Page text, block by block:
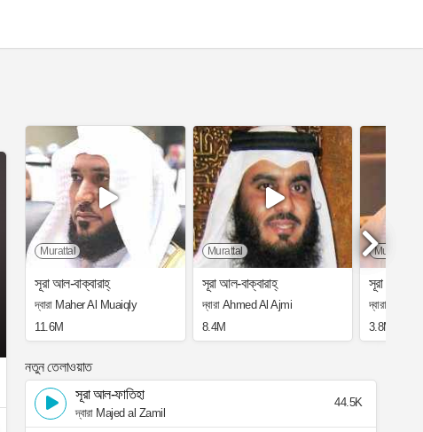
Murattal
সূরা আল-বাক্বারাহ্
দ্বারা Maher Al Muaiqly
11.6M
Murattal
সূরা আল-বাক্বারাহ্
দ্বারা Ahmed Al Ajmi
8.4M
Murattal
সূরা আল-
দ্বারা Saad
3.8M
নতুন তেলাওয়াত
সূরা আল-ফাতিহা
দ্বারা Majed al Zamil
44.5K